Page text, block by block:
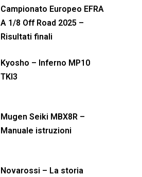
Campionato Europeo EFRA
A 1/8 Off Road 2025 –
Risultati finali
Kyosho – Inferno MP10
TKI3
Mugen Seiki MBX8R –
Manuale istruzioni
Novarossi – La storia